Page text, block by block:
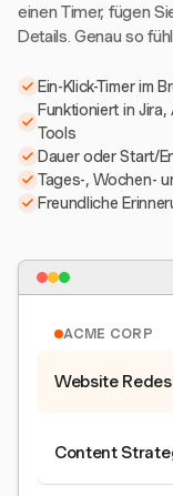
einen Timer, fügen
Details. Genau so
Ein-Klick-Timer im
Funktioniert in
Tools
Dauer oder Start/
Tages-, Wochen-
Freundliche
ACME CORP
Website
Content